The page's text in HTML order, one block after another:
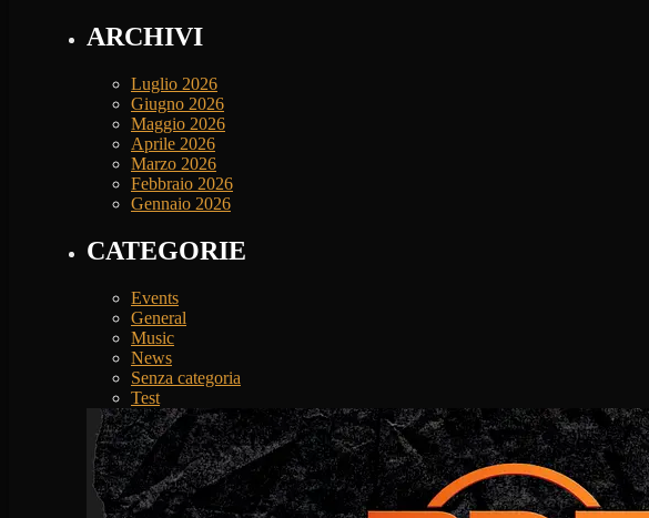
ARCHIVI
Luglio 2026
Giugno 2026
Maggio 2026
Aprile 2026
Marzo 2026
Febbraio 2026
Gennaio 2026
CATEGORIE
Events
General
Music
News
Senza categoria
Test